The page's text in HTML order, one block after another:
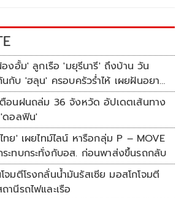
อั้ม' ลูกเรือ 'มยุรีนารี' ถึงบ้าน วัน
นกับ 'ฮลุน' ครอบครัวร่ำไห้ เผยฝันอยาก
รเรือ
อนฝนถล่ม 36 จังหวัด อัปเดตเส้นทาง
ดอลฟิน'
ทย' เผยไทม์ไลน์ หารือกลุ่ม P – MOVE
ระทบกระทั่งกับอส. ก่อนพาส่งขึ้นรถกลับ
จมตีโรงกลั่นน้ำมันรัสเซีย มอสโกโจมตี
านีรถไฟและเรือ